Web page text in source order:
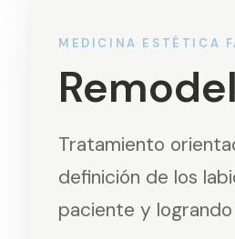
MEDICINA ESTÉTICA
Tratamiento
definición de los
paciente y